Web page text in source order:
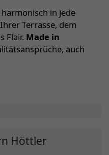
in jede
Terrasse, dem
Flair. Made in
auch
Höttler